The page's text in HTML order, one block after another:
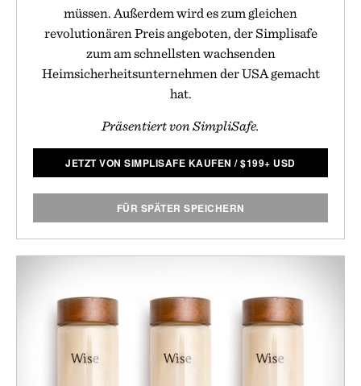
müssen. Außerdem wird es zum gleichen
revolutionären Preis angeboten, der Simplisafe
zum am schnellsten wachsenden
Heimsicherheitsunternehmen der USA gemacht
hat.
Präsentiert von SimpliSafe.
JETZT VON SIMPLISAFE KAUFEN /$199+ USD
FÜR SPÄTER SPEICHERN